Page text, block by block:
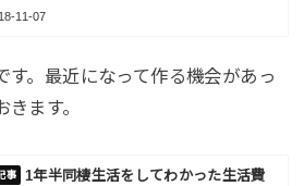
11-07
す。最近になって作る機会があっ
ます。
1年半同棲生活をしてわかった生活費